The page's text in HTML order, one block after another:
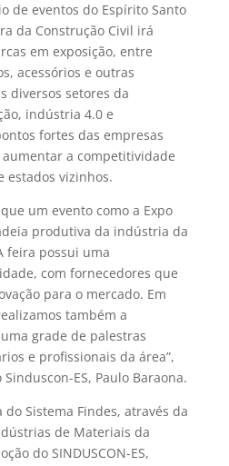
de eventos do Espírito Santo
da Construção Civil irá
em exposição, entre
acessórios e outras
diversos setores da
indústria 4.0 e
fortes das empresas
a competitividade
estados vizinhos.
um evento como a Expo
produtiva da indústria da
feira possui uma
com fornecedores que
para o mercado. Em
também a
grade de palestras
e profissionais da área”,
ES, Paulo Baraona.
Sistema Findes, através da
de Materiais da
do SINDUSCON-ES,